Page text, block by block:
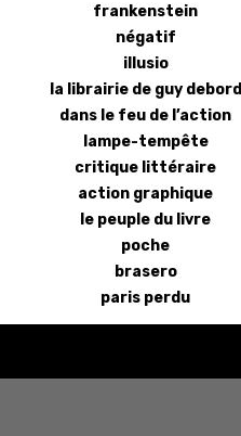
frankenstein
négatif
illusio
la librairie de guy debord
dans le feu de l’action
lampe-tempête
critique littéraire
action graphique
le peuple du livre
poche
brasero
paris perdu